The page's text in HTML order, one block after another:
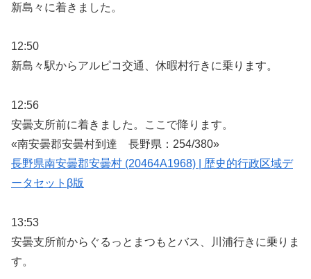
新島々に着きました。
12:50
新島々駅からアルピコ交通、休暇村行きに乗ります。
12:56
安曇支所前に着きました。ここで降ります。
«南安曇郡安曇村到達 長野県：254/380»
長野県南安曇郡安曇村 (20464A1968) | 歴史的行政区域デ
ータセットβ版
13:53
安曇支所前からぐるっとまつもとバス、川浦行きに乗りま
す。